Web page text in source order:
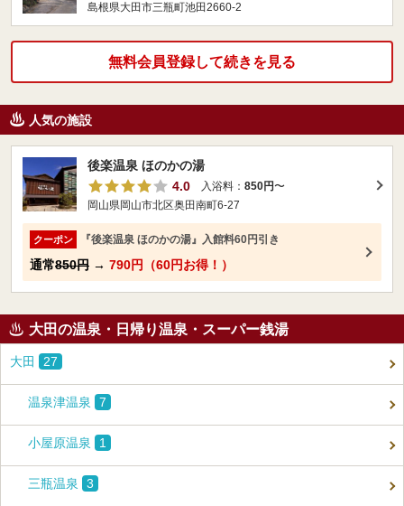
島根県大田市三瓶町池田2660-2
無料会員登録して続きを見る
人気の施設
後楽温泉 ほのかの湯
4.0
入浴料： 850円〜
岡山県岡山市北区奥田南町6-27
クーポン 『後楽温泉 ほのかの湯』入館料60円引き
通常850円 → 790円（60円お得！）
大田の温泉・日帰り温泉・スーパー銭湯
大田 27
温泉津温泉 7
小屋原温泉 1
三瓶温泉 3